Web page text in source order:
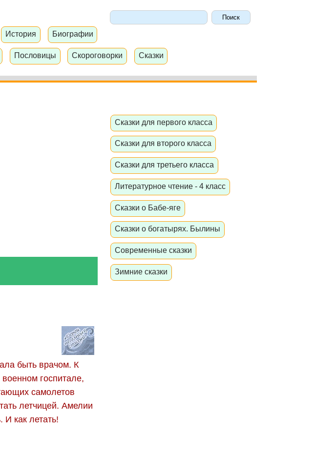
История Биографии
Пословицы Скороговорки Сказки
быть врачом. К
госпитале,
самолетов
летчицей. Амелии
И как летать!
Сказки для первого класса
Сказки для второго класса
Сказки для третьего класса
Литературное чтение - 4 класс
Сказки о Бабе-яге
Сказки о богатырях. Былины
Современные сказки
Зимние сказки